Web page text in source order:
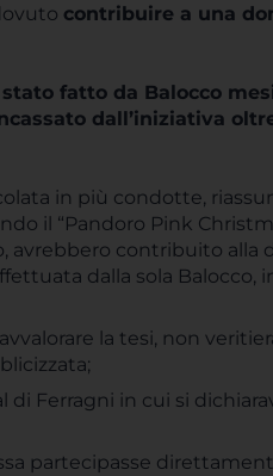
contribuire a una
fatto da Balocco
dall’iniziativa
in più condotte,
il “Pandoro Pink
contribuito alla
dalla sola Balocco,
la tesi, non
di Ferragni in cui si
partecipasse